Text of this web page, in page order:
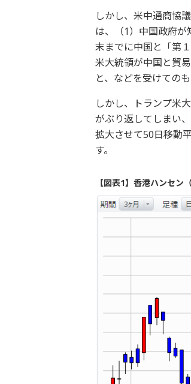
しかし、米中通商協
は、（1）中国政府
末までに中国と「第
米大統領が中国と貿
と、などを受けてのも
しかし、トランプ米
がぶり返してしまい
拡大させて50日移動
す。
【図表1】香港ハンセン